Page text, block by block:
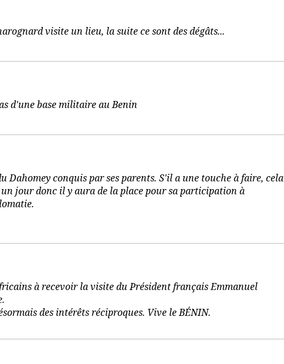
visite un lieu, la suite ce sont des dégâts...
d'une base militaire au Benin
conquis par ses parents. S'il a une touche à faire, cela
jour donc il y aura de la place pour sa participation à
à recevoir la visite du Président français Emmanuel
des intérêts réciproques. Vive le BÉNIN.